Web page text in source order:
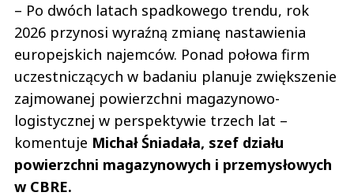
– Po dwóch latach spadkowego trendu, rok
2026 przynosi wyraźną zmianę nastawienia
europejskich najemców. Ponad połowa firm
uczestniczących w badaniu planuje zwiększenie
zajmowanej powierzchni magazynowo-
logistycznej w perspektywie trzech lat –
komentuje Michał Śniadała, szef działu
powierzchni magazynowych i przemysłowych
w CBRE.